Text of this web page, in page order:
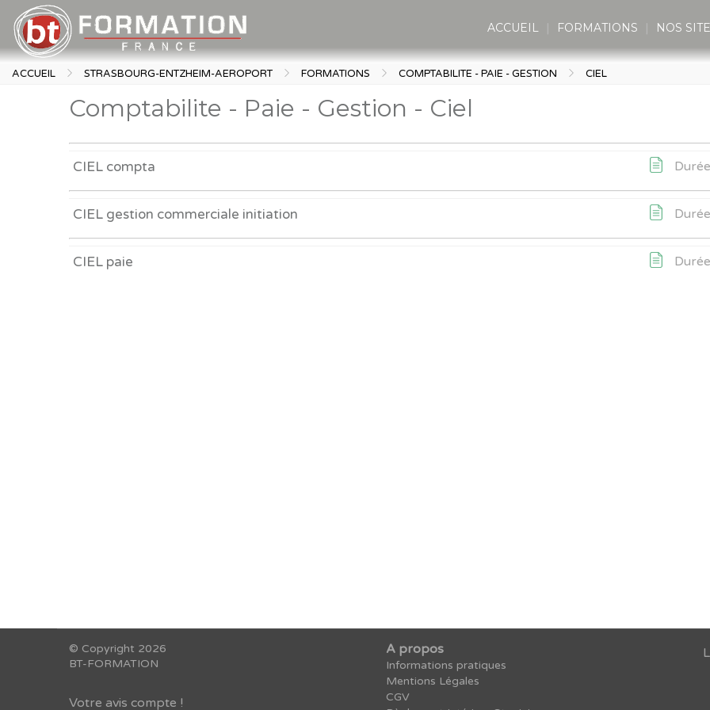
ACCUEIL FORMATIONS NOS
ACCUEIL STRASBOURG-ENTZHEIM-AEROPORT FORMATIONS COMPTABILITE - PAIE - GESTION CIEL
Comptabilite - Paie - Gestion - Ciel
CIEL compta
CIEL gestion commerciale initiation
CIEL paie
© Copyright 2026
BT-FORMATION
Votre avis compte !
A propos
Informations pratiques
Mentions Légales
CGV